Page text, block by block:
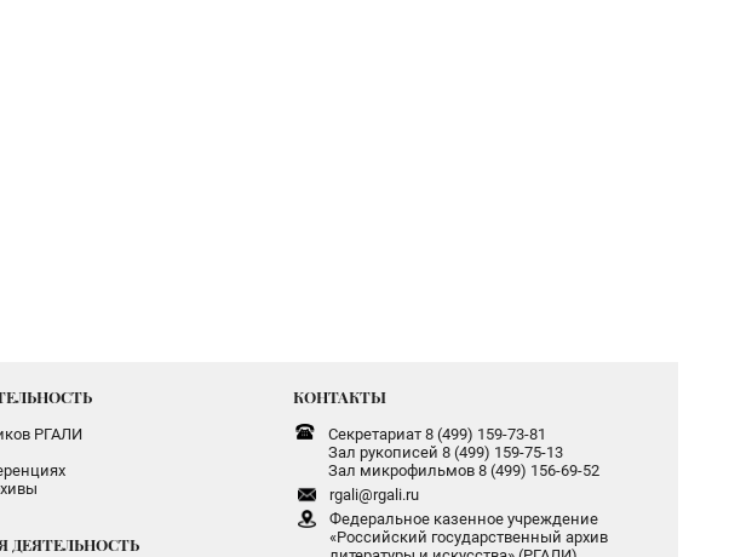
РГАЛИ
ДЕЯТЕЛЬНОСТЬ
КОНТАКТЫ
Секретариат 8 (499) 159-73-81
Зал рукописей 8 (499) 159-75-13
Зал микрофильмов 8 (499) 156-69-52
rgali@rgali.ru
Федеральное казенное учреждение
«Российский государственный архив